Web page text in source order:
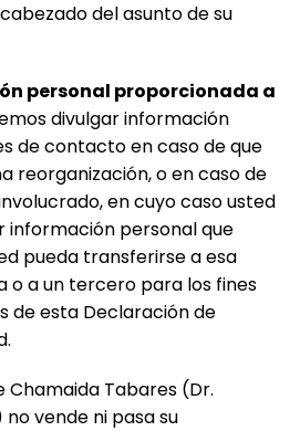
del asunto de su
personal proporcionada a
divulgar información
de contacto en caso de que
reorganización, o en caso de
en cuyo caso usted
información personal que
pueda transferirse a esa
o a un tercero para los fines
de esta Declaración de
Chamaida Tabares (Dr.
vende ni pasa su